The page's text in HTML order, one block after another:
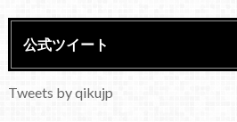
公式ツイート
Tweets by qikujp